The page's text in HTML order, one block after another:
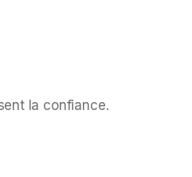
la confiance.